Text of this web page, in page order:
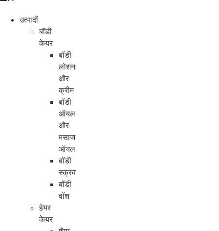
उत्पादों
बॉडी
केयर
बॉडी
लोशन
और
क्रीम
बॉडी
ऑयल
और
मसाज
ऑयल
बॉडी
स्क्रब
बॉडी
वॉश
हेयर
केयर